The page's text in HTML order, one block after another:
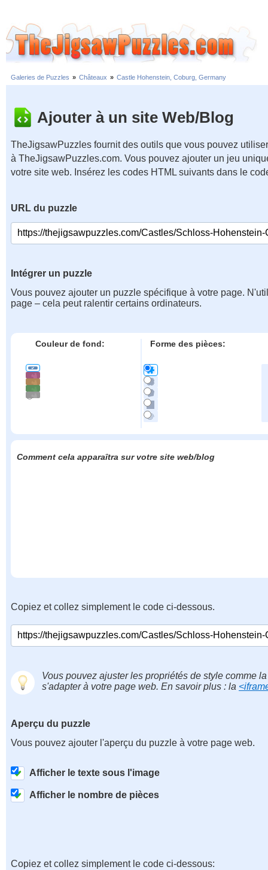
Galeries de Puzzles » Châteaux » Castle Hohenstein, Coburg, Germany
Ajouter à un site Web/Blog
TheJigsawPuzzles fournit des outils que vous pouvez
à TheJigsawPuzzles.com. Vous pouvez ajouter un jeu
votre site web. Insérez les codes HTML suivants dans le
URL du puzzle
Intégrer un puzzle
Vous pouvez ajouter un puzzle spécifique à votre page.
page – cela peut ralentir certains ordinateurs.
Couleur de fond: Forme des pièces:
Comment cela apparaîtra sur votre site web/blog
Copiez et collez simplement le code ci-dessous.
Vous pouvez ajuster les propriétés de style comme
s'adapter à votre page web. En savoir plus : la
Aperçu du puzzle
Vous pouvez ajouter l'aperçu du puzzle à votre page web.
Afficher le texte sous l'image
Afficher le nombre de pièces
Copiez et collez simplement le code ci-dessous: